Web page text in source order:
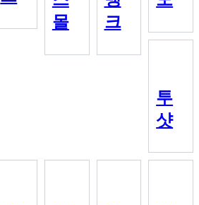
몰
크
투
샷